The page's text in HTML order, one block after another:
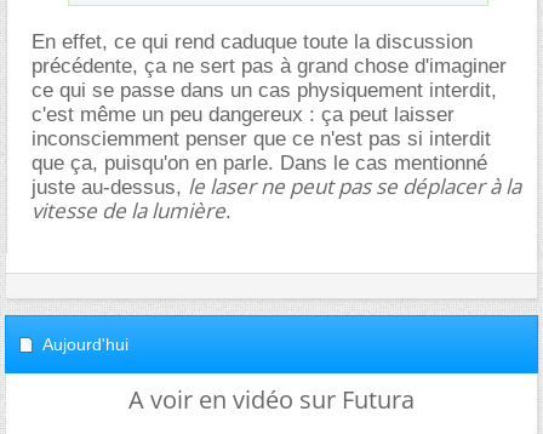
En effet, ce qui rend caduque toute la discussion
précédente, ça ne sert pas à grand chose d'imaginer
ce qui se passe dans un cas physiquement interdit,
c'est même un peu dangereux : ça peut laisser
inconsciemment penser que ce n'est pas si interdit
que ça, puisqu'on en parle. Dans le cas mentionné
juste au-dessus, le laser ne peut pas se déplacer à la
vitesse de la lumière.
Aujourd'hui
A voir en vidéo sur Futura